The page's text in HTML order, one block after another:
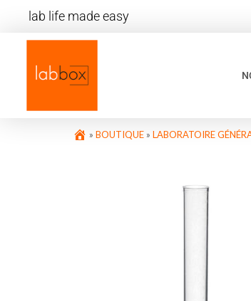
lab life made easy
» BOUTIQUE » LABORATOIRE